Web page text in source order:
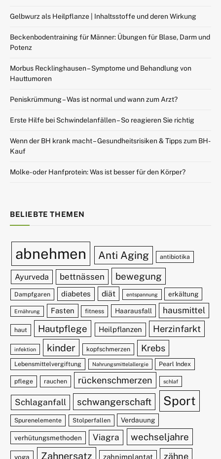
Gelbwurz als Heilpflanze | Inhaltsstoffe und deren Wirkung
Beckenbodentraining für Männer: Übungen für Blase, Darm und
Potenz
Morbus Recklinghausen – Symptome und Behandlung von
Hauttumoren
Peniskrümmung – Was ist normal und wann zum Arzt?
Erste Hilfe bei Schwindelanfällen – So reagieren Sie richtig
Wenn der BH krank macht – Gesundheitsrisiken & Tipps zum BH-
Kauf
Molke- oder Hanfprotein: Was ist besser für den Körper?
BELIEBTE THEMEN
abnehmen Anti Aging antibiotika
Ayurveda bettnässen bewegung
Dampfgaren diabetes diät entspannung erkältung
Ernährung Fasten fitness Haarausfall hausmittel
haut Hautpflege Heilpflanzen Herzinfarkt
infektion kinder kopfschmerzen Krebs
Lebensmittelvergiftung Nahrungsmittelallergie Pearl Index
pflege rauchen rückenschmerzen schlaf
Schlaganfall schwangerschaft Sport
Spurenelemente Stolperfallen Verdauung
verhütungsmethoden Viagra wechseljahre
yoga Zahnersatz zahnimplantat zähne